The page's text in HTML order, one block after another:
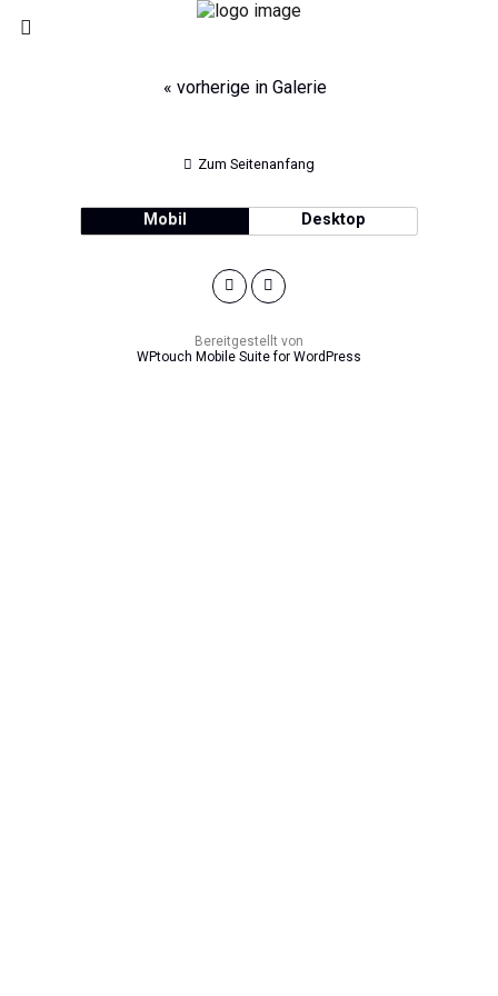
« vorherige in Galerie
Zum Seitenanfang
Mobil Desktop
Bereitgestellt von
WPtouch Mobile Suite for WordPress